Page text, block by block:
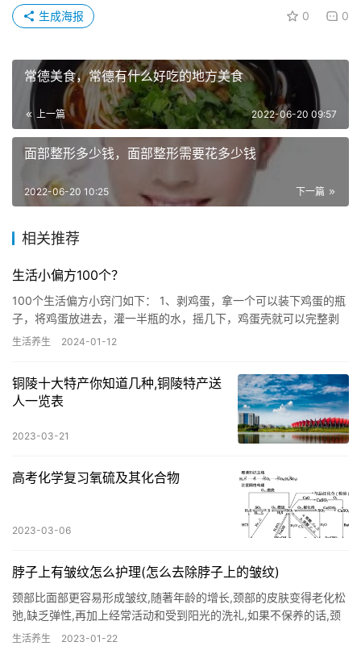
0 0
生成海报
常德美食，常德有什么好吃的地方美食
上一篇 2022-06-20 09:57
面部整形多少钱，面部整形需要花多少钱
下一篇
2022-06-20 10:25
相关推荐
生活小偏方100个？
100个生活偏方小窍门如下： 1、剥鸡蛋，拿一个可以装下鸡蛋的瓶
子，将鸡蛋放进去，灌一半瓶的水，摇几下，鸡蛋壳就可以完整剥
下来了。 2、眼睛进了小灰尘，闭上眼用力咳嗽几次，灰尘就会…
生活养生 2024-01-12
铜陵十大特产你知道几种,铜陵特产送
人一览表
2023-03-21
高考化学复习氧硫及其化合物
2023-03-06
脖子上有皱纹怎么护理(怎么去除脖子上的皱纹)
颈部比面部更容易形成皱纹,随著年龄的增长,颈部的皮肤变得老化松
弛,缺乏弹性,再加上经常活动和受到阳光的洗礼,如果不保养的话,颈
纹随时会在不知不觉间出现。颈纹是老化的标志,如果不注意…
生活养生 2023-01-22